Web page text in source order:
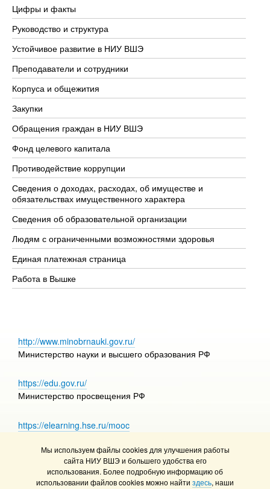
Мы используем файлы cookies для улучшения работы
сайта НИУ ВШЭ и большего удобства его
использования. Более подробную информацию об
использовании файлов cookies можно найти здесь, наши
Цифры и факты
Руководство и структура
Устойчивое развитие в НИУ ВШЭ
Преподаватели и сотрудники
Корпуса и общежития
Закупки
Обращения граждан в НИУ ВШЭ
Фонд целевого капитала
Противодействие коррупции
Сведения о доходах, расходах, об имуществе и
обязательствах имущественного характера
Сведения об образовательной организации
Людям с ограниченными возможностями здоровья
Единая платежная страница
Работа в Вышке
http://www.minobrnauki.gov.ru/
Министерство науки и высшего образования РФ
https://edu.gov.ru/
Министерство просвещения РФ
https://elearning.hse.ru/mooc
© НИУ ВШЭ 1993–2026 Адреса и контакты